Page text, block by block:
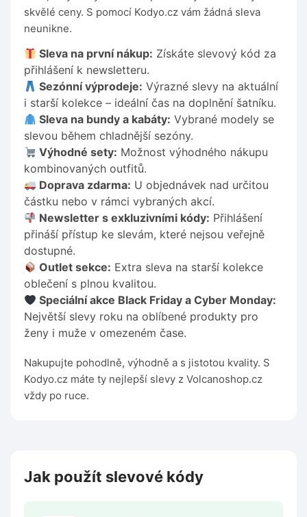
skvělé ceny. S pomocí Kodyo.cz vám žádná sleva
neunikne.
Sleva na první nákup: Získáte slevový kód za
přihlášení k newsletteru.
Sezónní výprodeje: Výrazné slevy na aktuální
i starší kolekce – ideální čas na doplnění šatníku.
Sleva na bundy a kabáty: Vybrané modely se
slevou během chladnější sezóny.
Výhodné sety: Možnost výhodného nákupu
kombinovaných outfitů.
Doprava zdarma: U objednávek nad určitou
částku nebo v rámci vybraných akcí.
Newsletter s exkluzivními kódy: Přihlášení
přináší přístup ke slevám, které nejsou veřejně
dostupné.
Outlet sekce: Extra sleva na starší kolekce
oblečení s plnou kvalitou.
Speciální akce Black Friday a Cyber Monday:
Největší slevy roku na oblíbené produkty pro
ženy i muže v omezeném čase.
Nakupujte pohodlně, výhodně a s jistotou kvality. S
Kodyo.cz máte ty nejlepší slevy z Volcanoshop.cz
vždy po ruce.
Jak použít slevové kódy